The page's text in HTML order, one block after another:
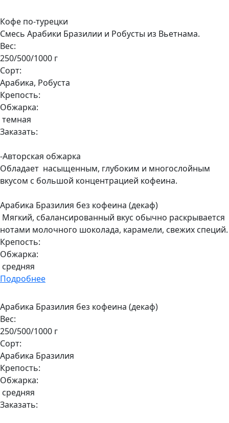
Кофе по-турецки
Смесь Арабики Бразилии и Робусты из Вьетнама.
Вес:
250/500/1000 г
Сорт:
Арабика, Робуста
Крепость:
Обжарка:
темная
Заказать:
-Авторская обжарка
Обладает насыщенным, глубоким и многослойным
вкусом с большой концентрацией кофеина.
Арабика Бразилия без кофеина (декаф)
Мягкий, сбалансированный вкус обычно раскрывается
нотами молочного шоколада, карамели, свежих специй.
Крепость:
Обжарка:
средняя
Подробнее
Арабика Бразилия без кофеина (декаф)
Вес:
250/500/1000 г
Сорт:
Арабика Бразилия
Крепость:
Обжарка:
средняя
Заказать: